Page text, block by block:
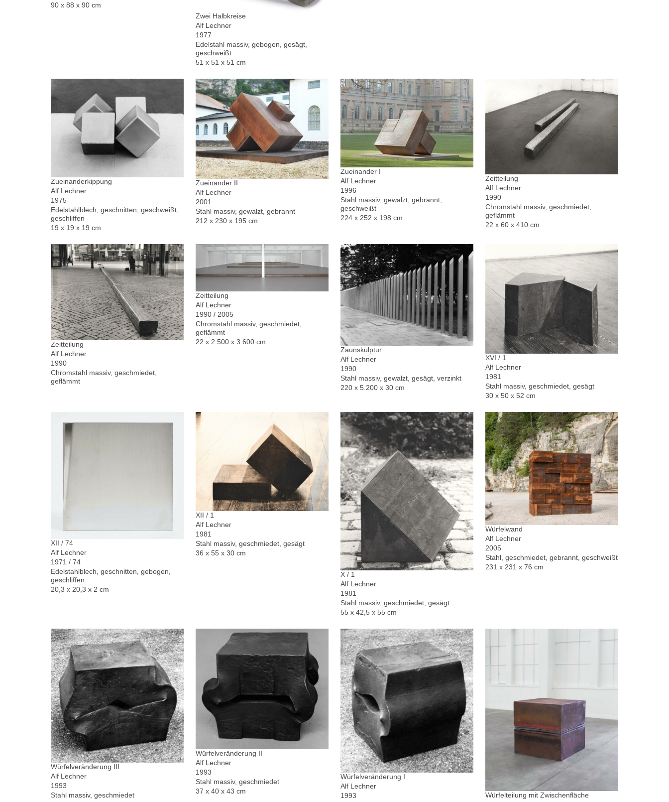
90 x 88 x 90 cm
Zwei Halbkreise
Alf Lechner
1977
Edelstahl massiv, gebogen, gesägt,
geschweißt
51 x 51 x 51 cm
Zueinanderkippung
Alf Lechner
1975
Edelstahlblech, geschnitten, geschweißt,
geschliffen
19 x 19 x 19 cm
Zueinander II
Alf Lechner
2001
Stahl massiv, gewalzt, gebrannt
212 x 230 x 195 cm
Zueinander I
Alf Lechner
1996
Stahl massiv, gewalzt, gebrannt,
geschweißt
224 x 252 x 198 cm
Zeitteilung
Alf Lechner
1990
Chromstahl massiv, geschmiedet,
geflämmt
22 x 60 x 410 cm
Zeitteilung
Alf Lechner
1990
Chromstahl massiv, geschmiedet,
geflämmt
Zeitteilung
Alf Lechner
1990 / 2005
Chromstahl massiv, geschmiedet,
geflämmt
22 x 2.500 x 3.600 cm
Zaunskulptur
Alf Lechner
1990
Stahl massiv, gewalzt, gesägt, verzinkt
220 x 5.200 x 30 cm
XVI / 1
Alf Lechner
1981
Stahl massiv, geschmiedet, gesägt
30 x 50 x 52 cm
XII / 74
Alf Lechner
1971 / 74
Edelstahlblech, geschnitten, gebogen,
geschliffen
20,3 x 20,3 x 2 cm
XII / 1
Alf Lechner
1981
Stahl massiv, geschmiedet, gesägt
36 x 55 x 30 cm
X / 1
Alf Lechner
1981
Stahl massiv, geschmiedet, gesägt
55 x 42,5 x 55 cm
Würfelwand
Alf Lechner
2005
Stahl, geschmiedet, gebrannt, geschweißt
231 x 231 x 76 cm
Würfelveränderung III
Alf Lechner
1993
Stahl massiv, geschmiedet
Würfelveränderung II
Alf Lechner
1993
Stahl massiv, geschmiedet
37 x 40 x 43 cm
Würfelveränderung I
Alf Lechner
1993
Würfelteilung mit Zwischenfläche